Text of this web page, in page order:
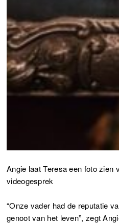
Angie laat Teresa een foto zien
videogesprek
“Onze vader had de reputatie
genoot van het leven”, zegt